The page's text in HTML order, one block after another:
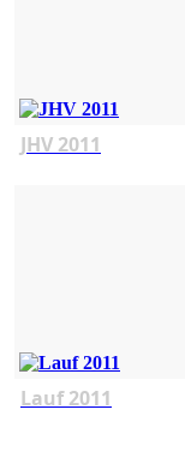
JHV 2011
Lauf 2011